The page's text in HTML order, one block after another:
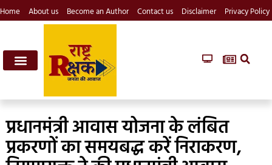
Home About us Become an Author Contact us Disclaimer Privacy Policy
प्रधानमंत्री आवास योजना के लंबित
प्रकरणों का समयबद्ध करें निराकरण,